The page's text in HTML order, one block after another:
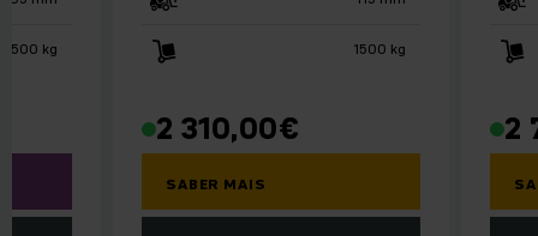
1500 kg
€
2 310,00
SABER MAIS
2
1500 kg